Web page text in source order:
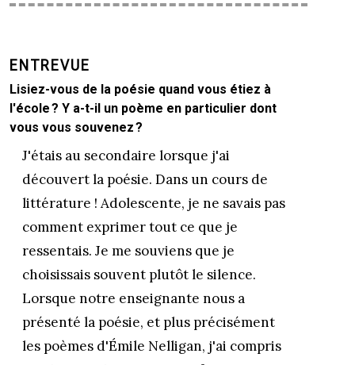
ENTREVUE
Lisiez-vous de la poésie quand vous étiez à
l'école ? Y a-t-il un poème en particulier dont
vous vous souvenez ?
J'étais au secondaire lorsque j'ai
découvert la poésie. Dans un cours de
littérature ! Adolescente, je ne savais pas
comment exprimer tout ce que je
ressentais. Je me souviens que je
choisissais souvent plutôt le silence.
Lorsque notre enseignante nous a
présenté la poésie, et plus précisément
les poèmes d'Émile Nelligan, j'ai compris